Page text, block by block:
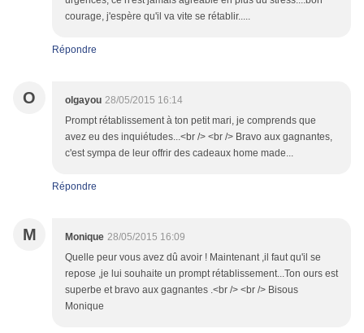
courage, j'espère qu'il va vite se rétablir.....
Répondre
O olgayou 28/05/2015 16:14
Prompt rétablissement à ton petit mari, je comprends que
avez eu des inquiétudes...<br /> <br /> Bravo aux gagnantes,
c'est sympa de leur offrir des cadeaux home made...
Répondre
M Monique 28/05/2015 16:09
Quelle peur vous avez dû avoir ! Maintenant ,il faut qu'il se
repose ,je lui souhaite un prompt rétablissement...Ton ours est
superbe et bravo aux gagnantes .<br /> <br /> Bisous
Monique